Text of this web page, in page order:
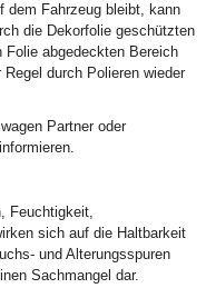
dem Fahrzeug bleibt, kann
die Dekorfolie geschützten
Folie abgedeckten Bereich
durch Polieren wieder
Partner oder
Feuchtigkeit,
sich auf die Haltbarkeit
und Alterungsspuren
Sachmangel dar.